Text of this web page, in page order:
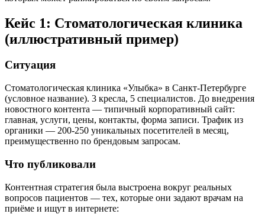
Кейс 1: Стоматологическая клиника
(иллюстративный пример)
Ситуация
Стоматологическая клиника «Улыбка» в Санкт-Петербурге
(условное название). 3 кресла, 5 специалистов. До внедрения
новостного контента — типичный корпоративный сайт:
главная, услуги, цены, контакты, форма записи. Трафик из
органики — 200-250 уникальных посетителей в месяц,
преимущественно по брендовым запросам.
Что публиковали
Контентная стратегия была выстроена вокруг реальных
вопросов пациентов — тех, которые они задают врачам на
приёме и ищут в интернете: